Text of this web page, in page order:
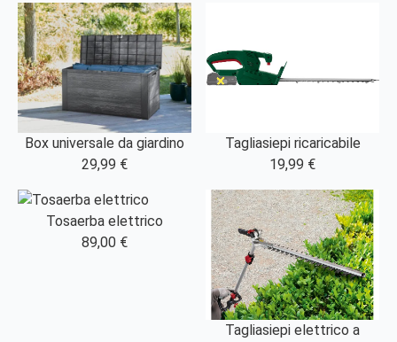
Box universale da giardino
29,99 €
Tagliasiepi ricaricabile
19,99 €
Tosaerba elettrico
89,00 €
Tagliasiepi elettrico a